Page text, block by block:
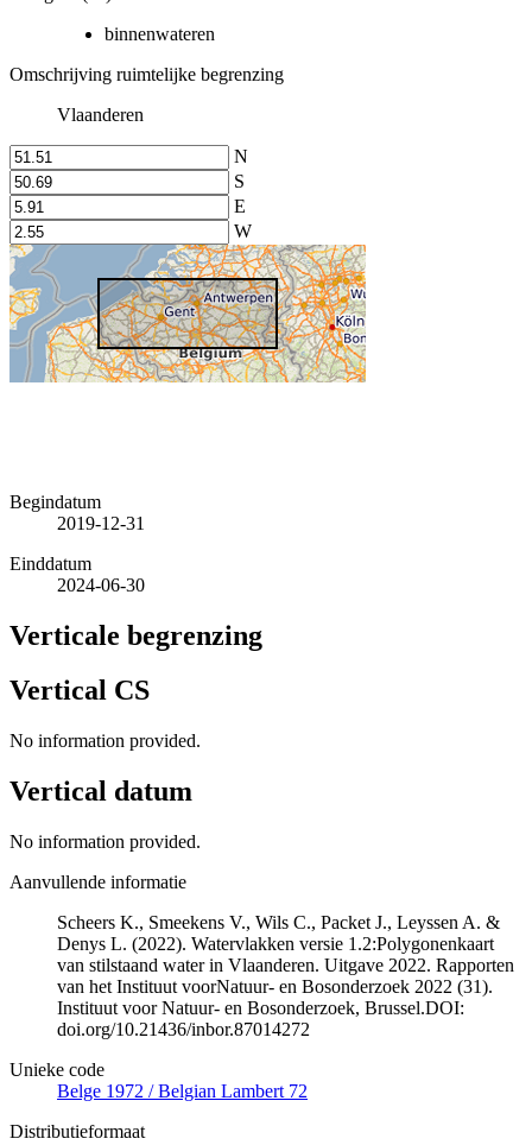
binnenwateren
Omschrijving ruimtelijke begrenzing
Vlaanderen
N
S
E
W
Begindatum
2019-12-31
Einddatum
2024-06-30
Verticale begrenzing
Vertical CS
No information provided.
Vertical datum
No information provided.
Aanvullende informatie
Scheers K., Smeekens V., Wils C., Packet J., Leyssen A. &
Denys L. (2022). Watervlakken versie 1.2:Polygonenkaart
van stilstaand water in Vlaanderen. Uitgave 2022. Rapporten
van het Instituut voorNatuur- en Bosonderzoek 2022 (31).
Instituut voor Natuur- en Bosonderzoek, Brussel.DOI:
doi.org/10.21436/inbor.87014272
Unieke code
Belge 1972 / Belgian Lambert 72
Distributieformaat